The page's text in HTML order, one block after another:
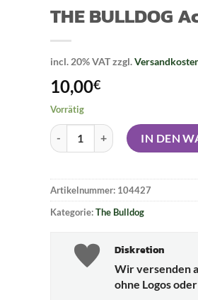
THE BULLDOG
incl. 20% VATzzgl.
10,00€
Vorrätig
THE BULLDOG Acrylgrinder blau
IN DEN
Artikelnummer: 104427
Kategorie:The Bulldog
Diskretion
Wir versenden
ohne Logos